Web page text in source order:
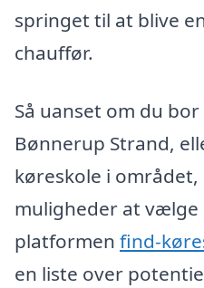
springet til at blive
chauffør.
Så uanset om du
Bønnerup Strand,
køreskole i
muligheder at vælge
platformen find-
en liste over